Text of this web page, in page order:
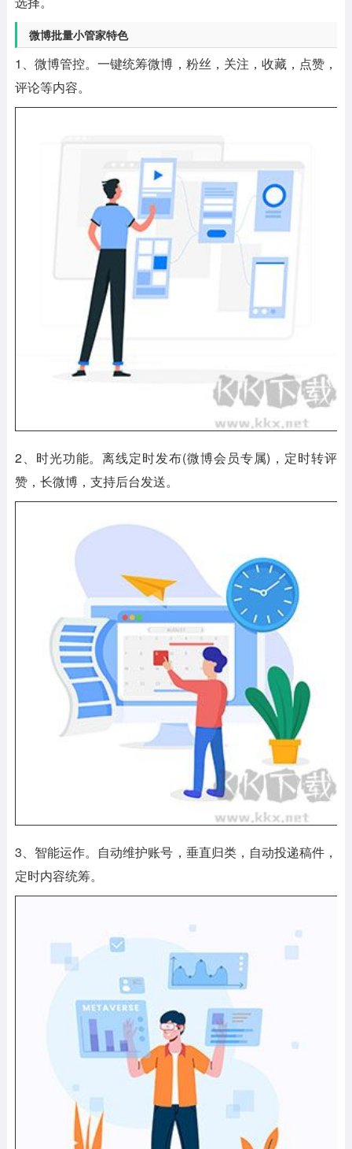
微博批量小管家特色
1、微博管控。一键统筹微博，粉丝，关注，收藏，点赞，
评论等内容。
2、时光功能。离线定时发布(微博会员专属)，定时转评
赞，长微博，支持后台发送。
3、智能运作。自动维护账号，垂直归类，自动投递稿件，
定时内容统筹。